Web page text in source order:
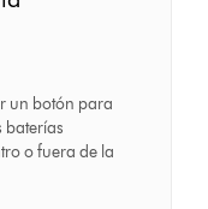
un botón para
baterías
o fuera de la